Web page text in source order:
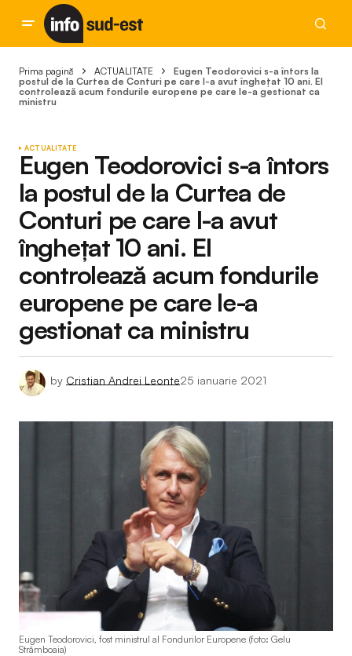
Prima pagină ACTUALITATE
Eugen Teodorovici s-a întors la
postul de la Curtea de Conturi pe care l-a avut înghețat 10 ani. El
controlează acum fondurile europene pe care le-a gestionat ca
ministru
ACTUALITATE
Eugen Teodorovici s-a întors
la postul de la Curtea de
Conturi pe care l-a avut
înghețat 10 ani. El
controlează acum fondurile
europene pe care le-a
gestionat ca ministru
by Cristian Andrei Leonte25 ianuarie 2021
Eugen Teodorovici, fost ministrul al Fondurilor Europene (foto: Gelu
Strâmboaia)